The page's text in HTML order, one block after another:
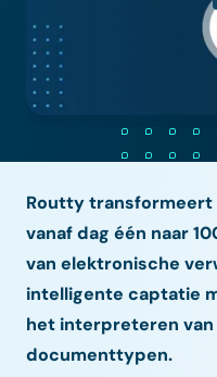
Routty
vanaf dag één naar
van elektronische
intelligente captatie
het interpreteren
documenttypen.